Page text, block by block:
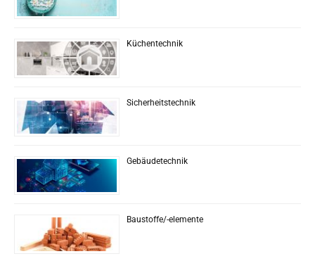
Küchentechnik
Sicherheitstechnik
Gebäudetechnik
Baustoffe/-elemente